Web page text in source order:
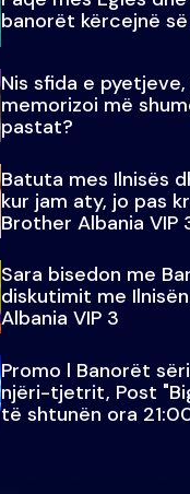
banorët kërcejnë
Nis sfida e
memorizoi më
pastat?
Batuta mes Ilnisës
kur jam aty, jo pas
Brother Albania VIP
Sara bisedon me
diskutimit me
Albania VIP 3
Promo l Banorët
njëri-tjetrit, Post
të shtunën ora